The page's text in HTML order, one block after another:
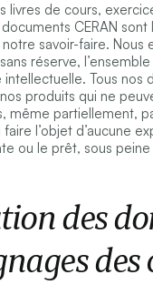
livres de cours,
CERAN
savoir-faire. Nous
réserve,
Tous nos
produits qui ne
même partiellement,
l’objet d’aucune
ou le prêt, sous
des
des